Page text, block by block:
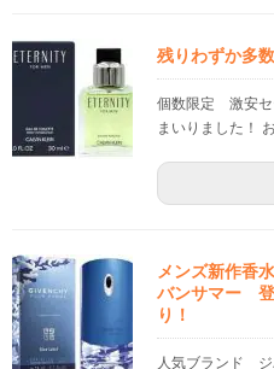
残りわずか多
個数限定 激安セ
まいりました！
メンズ新作香
バンサマー 登
り！
人気ブランド ジ